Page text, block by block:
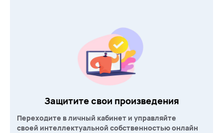
Защитите свои произведения
Переходите в личный кабинет и управляйте
своей интеллектуальной собственностью онлайн